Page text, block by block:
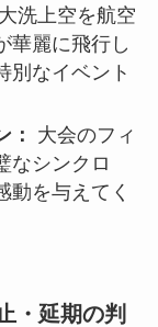
洗上空を航空
華麗に飛行し
別なイベント
：
大会のフィ
なシンクロ
動を与えてく
・延期の判